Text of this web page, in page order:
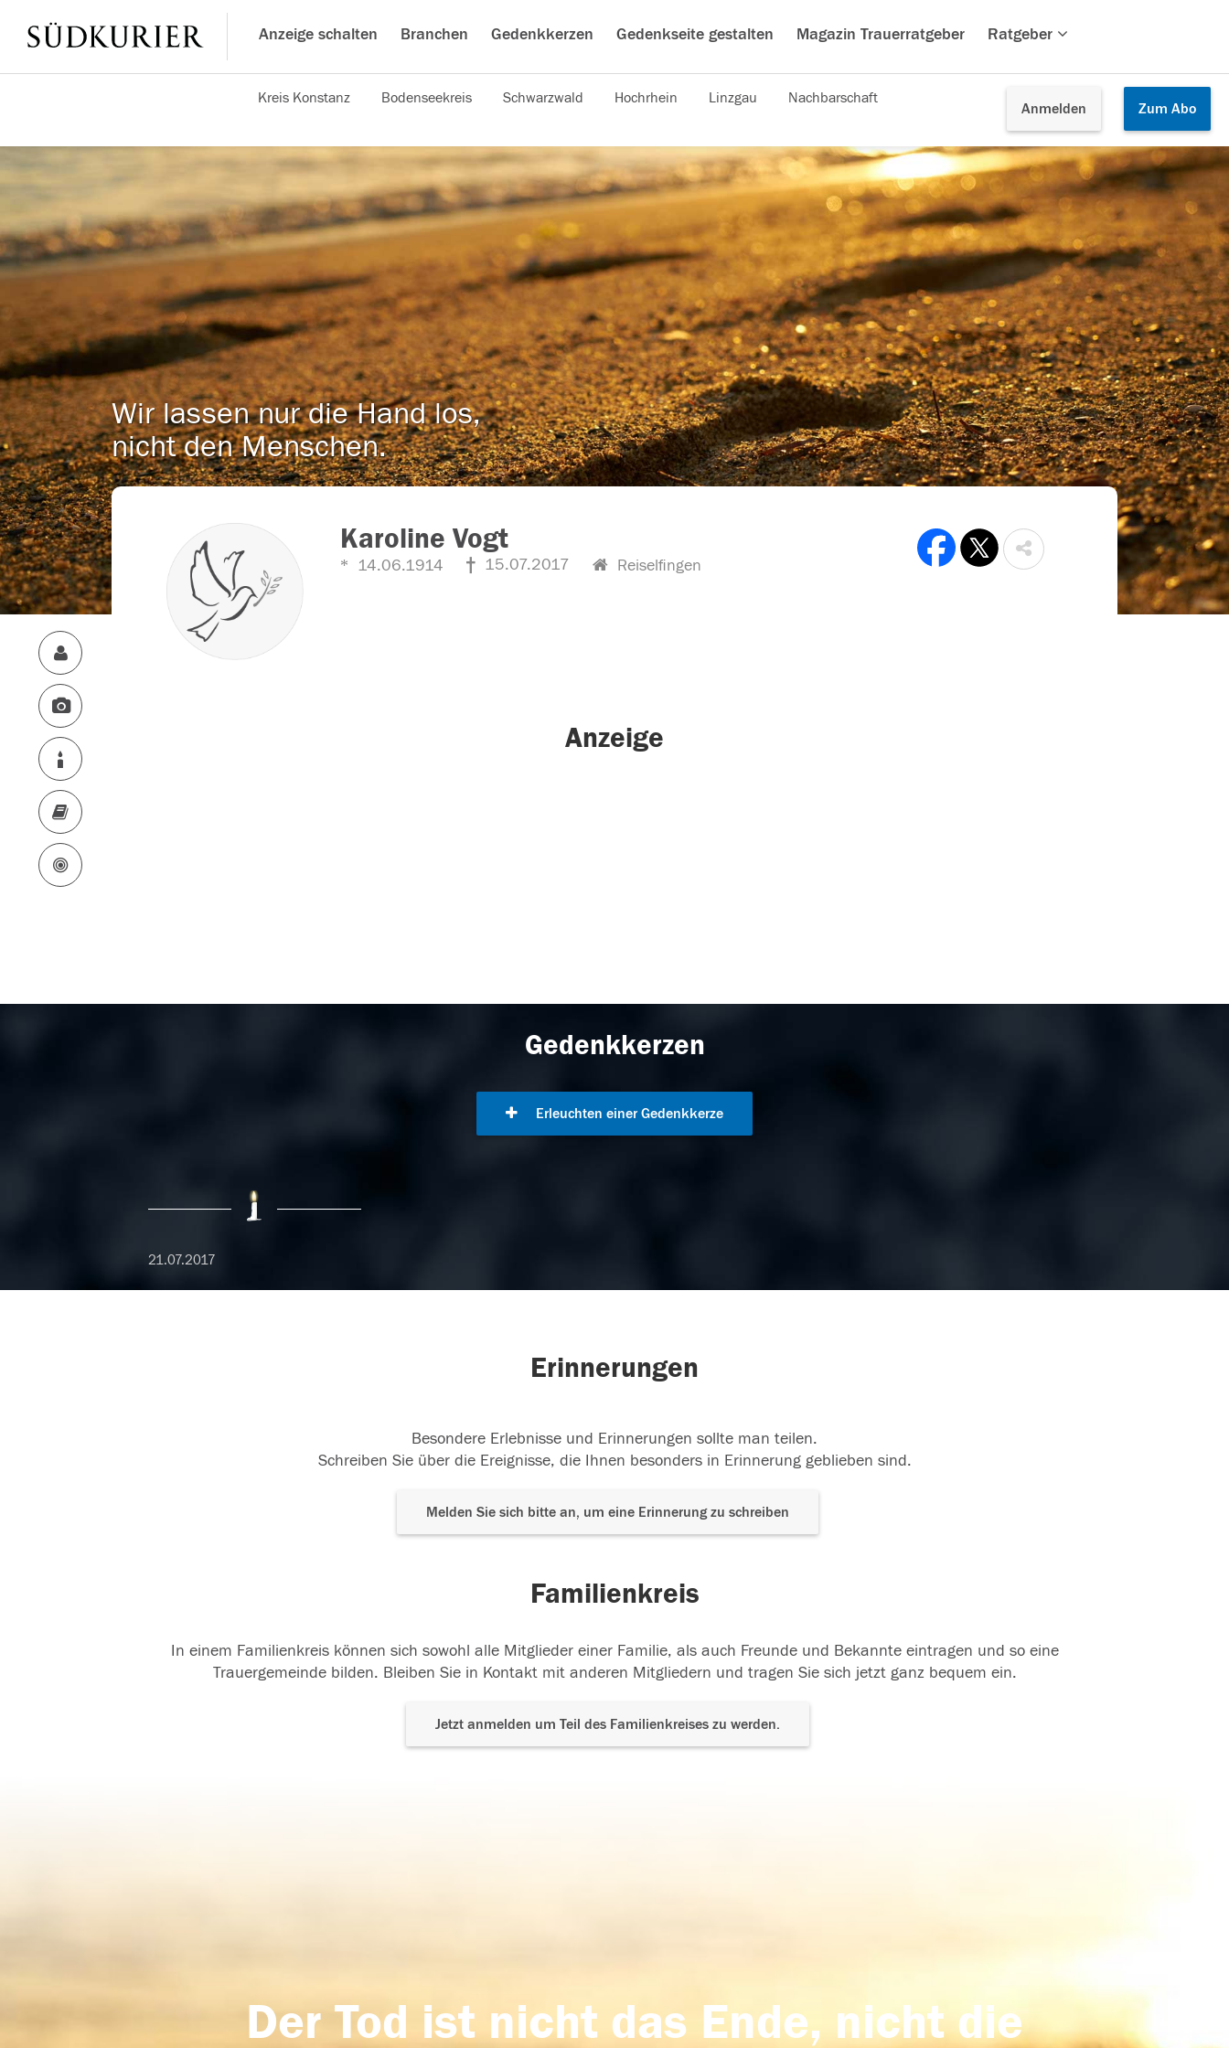
Anzeige schalten Branchen Gedenkkerzen Gedenkseite gestalten Magazin Trauerratgeber Ratgeber
Anmelden Zum Abo
Kreis Konstanz Bodenseekreis Schwarzwald Hochrhein Linzgau Nachbarschaft
Wir lassen nur die Hand los,
nicht den Menschen.
Karoline Vogt
14.06.1914 15.07.2017 Reiselfingen
Anzeige
Gedenkkerzen
Erleuchten einer Gedenkkerze
21.07.2017
Erinnerungen
Besondere Erlebnisse und Erinnerungen sollte man teilen.
Schreiben Sie über die Ereignisse, die Ihnen besonders in Erinnerung geblieben sind.
Melden Sie sich bitte an, um eine Erinnerung zu schreiben
Familienkreis
In einem Familienkreis können sich sowohl alle Mitglieder einer Familie, als auch Freunde und Bekannte eintragen und so eine
Trauergemeinde bilden. Bleiben Sie in Kontakt mit anderen Mitgliedern und tragen Sie sich jetzt ganz bequem ein.
Jetzt anmelden um Teil des Familienkreises zu werden.
Der Tod ist nicht das Ende, nicht die